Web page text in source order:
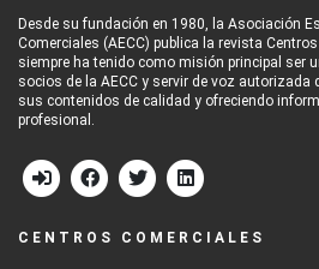
Desde su fundación en 1980, la Asociación
Comerciales (AECC) publica la revista
siempre ha tenido como misión principal ser
socios de la AECC y servir de voz autorizada
sus contenidos de calidad y ofreciendo
profesional.
CENTROS COMERCIALES